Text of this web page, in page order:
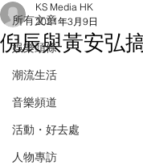
所有文章
娛樂頭條
潮流生活
音樂頻道
活動・好去處
人物專訪
倪辰與黃安弘
KS Media HK
2021年3月9日